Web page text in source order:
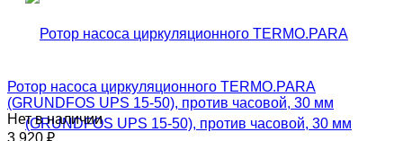
Ротор насоса циркуляционного TERMO.PARA
(GRUNDFOS UPS 15-50), против часовой, 30 мм
Нет в наличии